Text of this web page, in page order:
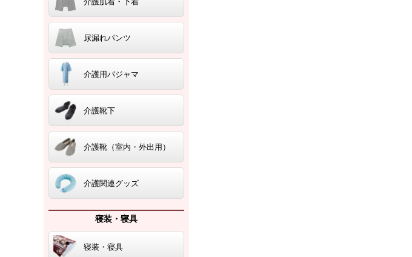
尿漏れパンツ
介護用パジャマ
介護靴下
介護靴（室内・外出用）
介護関連グッズ
寝装・寝具
寝装・寝具